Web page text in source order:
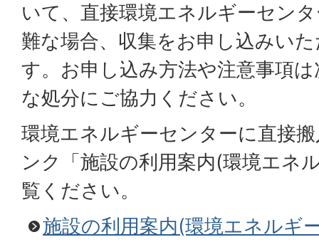
いて、直接環境エネルギーセン
難な場合、収集をお申し込みい
す。お申し込み方法や注意事項
な処分にご協力ください。
環境エネルギーセンターに直接
ンク「施設の利用案内(環境エネ
覧ください。
施設の利用案内(環境エネルギ